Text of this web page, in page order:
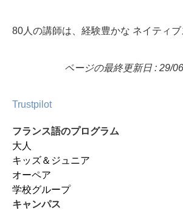
80人の講師は、経験豊かな ネイティブ
ページの最終更新日 : 29/
Trustpilot
フランス語のプログラム
大人
キッズ＆ジュニア
オーペア
学校グループ
キャンパス